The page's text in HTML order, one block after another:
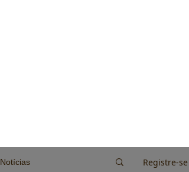
Notícias Registre-se